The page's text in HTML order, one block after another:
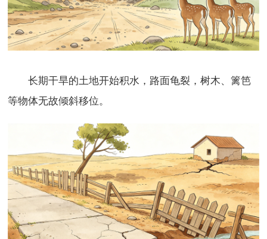
长期干旱的土地开始积水，路面龟裂，树木、篱笆
等物体无故倾斜移位。